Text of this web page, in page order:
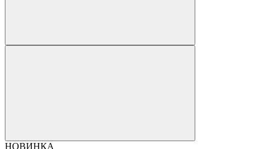
НОВИНКА